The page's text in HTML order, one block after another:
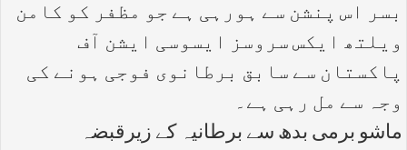
بسر اس پنشن سے ہورہی ہے جو مظفر کو کامن
ویلتھ ایکس سروسز ایسوسی ایشن آف
پاکستان سے سابق برطانوی فوجی ہونے کی
وجہ سے مل رہی ہے۔
ماشو برمی بدھ سے برطانیہ کے زیرقبضہ